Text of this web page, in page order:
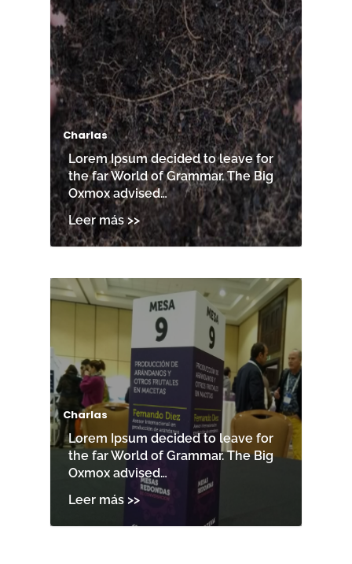
Charlas
Lorem Ipsum decided to leave for
the far World of Grammar. The Big
Oxmox advised…
Charlas
Lorem Ipsum decided to leave for
the far World of Grammar. The Big
Oxmox advised…